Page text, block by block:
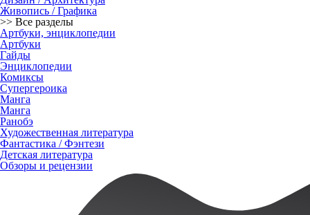
Живопись / Графика
>> Все разделы
Артбуки, энциклопедии
Артбуки
Гайды
Энциклопедии
Комиксы
Супергероика
Манга
Манга
Ранобэ
Художественная литература
Фантастика / Фэнтези
Детская литература
Обзоры и рецензии